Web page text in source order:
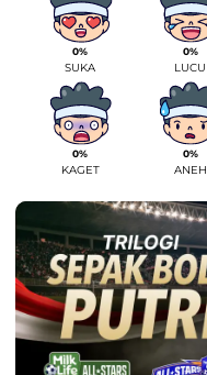
0%
SUKA
0%
LUCU
0%
KAGET
0%
ANEH